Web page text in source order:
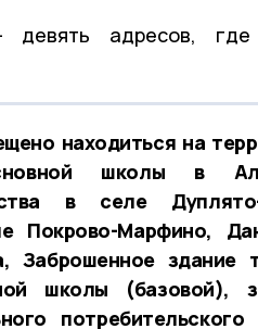
адресов, где
находиться на
школы в
в селе
Покрово-Марфино,
Заброшенное здание
школы (базовой),